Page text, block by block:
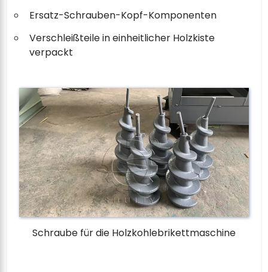
Ersatz-Schrauben-Kopf-Komponenten
Verschleißteile in einheitlicher Holzkiste
verpackt
Schraube für die Holzkohlebrikettmaschine